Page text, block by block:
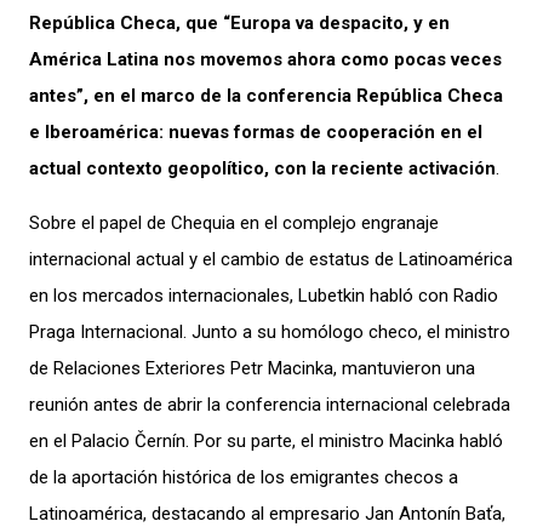
República Checa, que “Europa va despacito, y en
América Latina nos movemos ahora como pocas veces
antes”, en el marco de la conferencia República Checa
e Iberoamérica: nuevas formas de cooperación en el
actual contexto geopolítico, con la reciente activación.
Sobre el papel de Chequia en el complejo engranaje
internacional actual y el cambio de estatus de Latinoamérica
en los mercados internacionales, Lubetkin habló con Radio
Praga Internacional. Junto a su homólogo checo, el ministro
de Relaciones Exteriores Petr Macinka, mantuvieron una
reunión antes de abrir la conferencia internacional celebrada
en el Palacio Černín. Por su parte, el ministro Macinka habló
de la aportación histórica de los emigrantes checos a
Latinoamérica, destacando al empresario Jan Antonín Baťa,